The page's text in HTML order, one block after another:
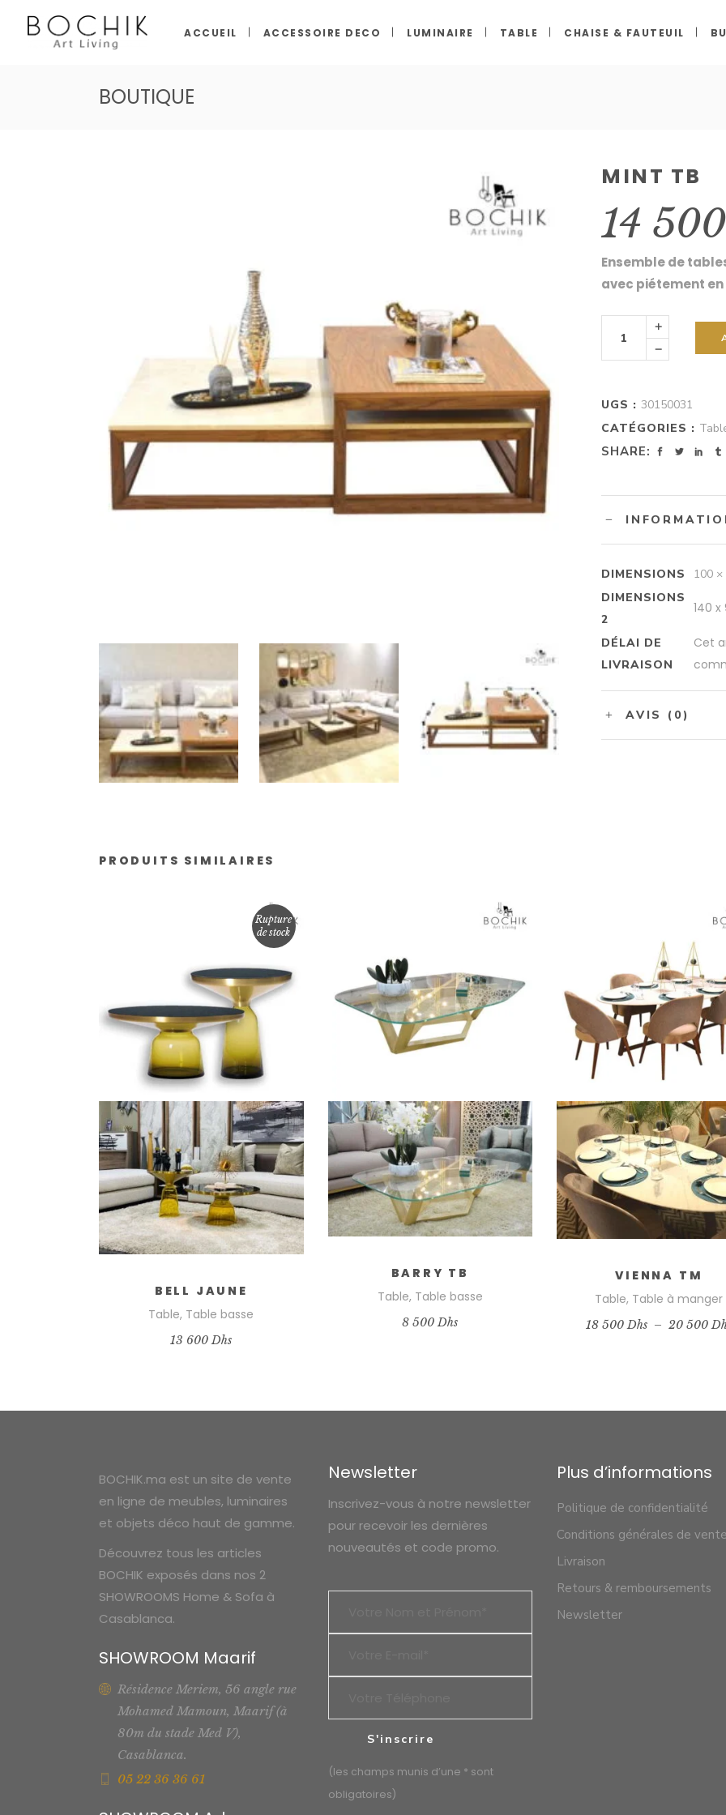
ACCUEIL ACCESSOIRE DECO LUMINAIRE TABLE CHAISE & FAUTEUIL
BOUTIQUE
MINT TB
14
Ensemble de
avec piétement
MINT
quantity
UGS : 30150031
CATÉGORIES :
SHARE:
DIMENSIONS
100 ×
DIMENSIONS
2
140
DÉLAI DE
LIVRAISON
Cet
AVIS (0)
PRODUITS SIMILAIRES
Rupture
de stock
LIRE LA SUITE
BELL JAUNE
Table, Table basse
13 600Dhs
PANIER
BARRY TB
Table, Table basse
8 500Dhs
CHOIX DES
OPTIONS
VIENNA TM
Table, Table à manger
18 500 Dhs – 20 500
BOCHIK.ma est un site de vente
en ligne de meubles, luminaires
et objets déco haut de gamme.
Découvrez tous les articles
BOCHIK exposés dans nos 2
SHOWROOMS Home & Sofa à
Casablanca.
SHOWROOM Maarif
Résidence Meriem, 56 angle rue
Mohamed Mamoun, Maarif (à
80m du stade Med V),
Casablanca.
05 22 36 36 61
Newsletter
Inscrivez-vous à notre newsletter
pour recevoir les dernières
nouveautés et code promo.
(les champs munis d’une * sont
obligatoires)
Plus d’informations
Politique de confidentialité
Conditions générales de vente
Livraison
Retours & remboursements
Newsletter